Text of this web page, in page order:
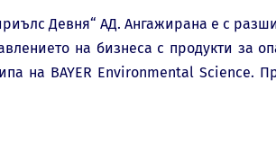
Девня“ АД. Ангажирана е с
на бизнеса с продукти за
на BAYER Environmental Science.